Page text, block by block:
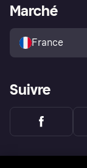
Explorez les
Politique de
l’acheteur Klarna
Portail Marchand
Marché
France
Suivre